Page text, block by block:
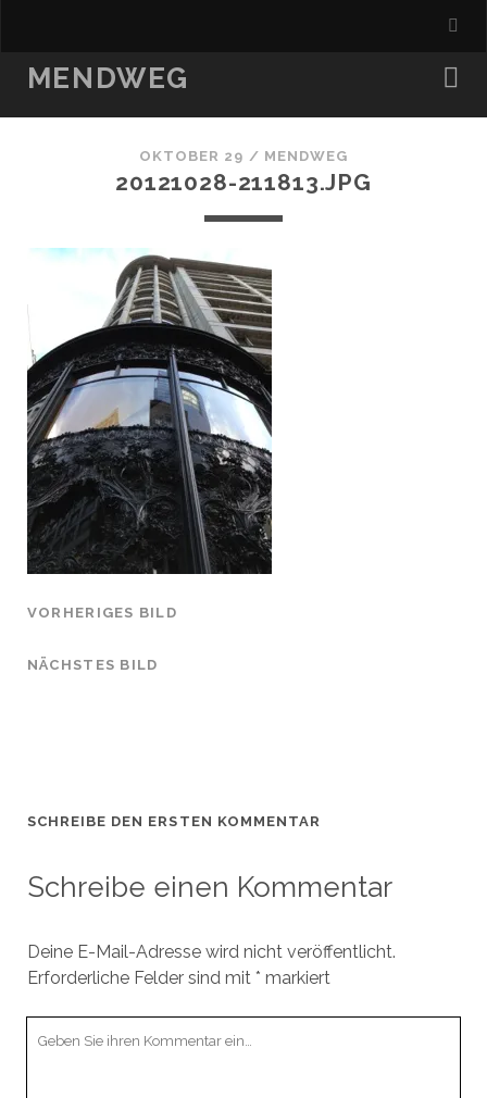
MENDWEG
OKTOBER 29 / MENDWEG
20121028-211813.JPG
VORHERIGES BILD
NÄCHSTES BILD
SCHREIBE DEN ERSTEN KOMMENTAR
Schreibe einen Kommentar
Deine E-Mail-Adresse wird nicht veröffentlicht.
Erforderliche Felder sind mit * markiert